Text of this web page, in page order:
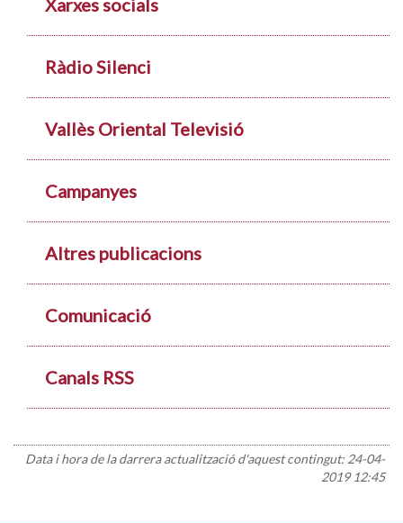
Xarxes socials
Ràdio Silenci
Vallès Oriental Televisió
Campanyes
Altres publicacions
Comunicació
Canals RSS
Data i hora de la darrera actualització d'aquest contingut: 24-04-
2019 12:45